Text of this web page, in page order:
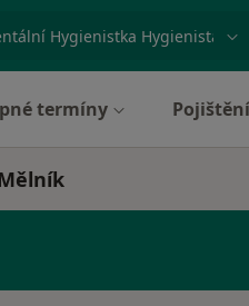
nemoc nebo
termíny Pojištění